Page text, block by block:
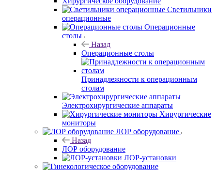
Светильники
операционные
Операционные
столы
Назад
Операционные столы
Принадлежности к операционным
столам
Электрохирургические аппараты
Хирургические
мониторы
ЛОР оборудование
Назад
ЛОР оборудование
ЛОР-установки